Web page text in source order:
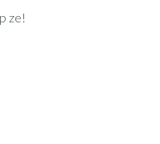
ze!